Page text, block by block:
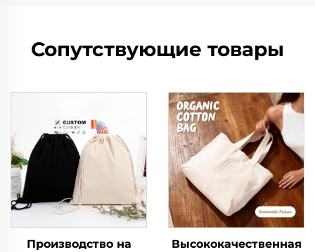
Сопутствующие товары
Производство на
Высококачественная